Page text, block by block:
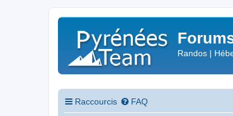
Randos |
Raccourcis FAQ